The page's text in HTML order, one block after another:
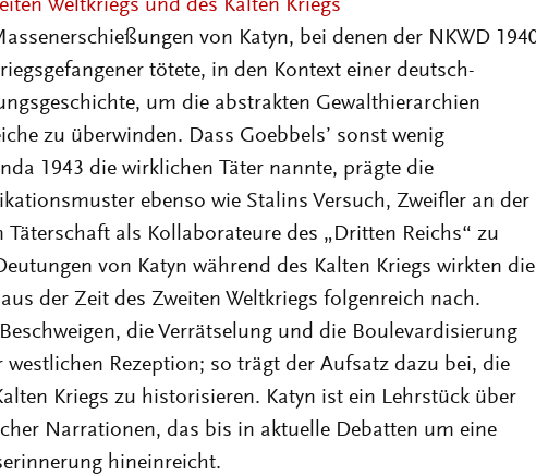
Weltkriegs und des Kalten Kriegs
von Katyn, bei denen der NKWD
tötete, in den Kontext einer deutsch-
um die abstrakten Gewalthierarchien
zu überwinden. Dass Goebbels’ sonst wenig
1943 die wirklichen Täter nannte, prägte die
ebenso wie Stalins Versuch, Zweifler an der
Täterschaft als Kollaborateure des „Dritten Reichs“ zu
von Katyn während des Kalten Kriegs wirkten die
der Zeit des Zweiten Weltkriegs folgenreich nach.
die Verrätselung und die Boulevardisierung
westlichen Rezeption; so trägt der Aufsatz dazu bei, die
Kriegs zu historisieren. Katyn ist ein Lehrstück über
Narrationen, das bis in aktuelle Debatten um eine
hineinreicht.